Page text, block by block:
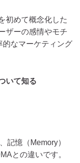
初めて概念化した
ザーの感情やモチ
的なマーケティング
いて知る
記憶（Memory）
との違いです。